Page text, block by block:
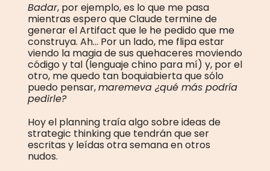
Badar, por ejemplo, es lo que me pasa
mientras espero que Claude termine de
generar el Artifact que le he pedido que me
construya. Ah... Por un lado, me flipa estar
viendo la magia de sus quehaceres moviendo
código y tal (lenguaje chino para mí) y, por el
otro, me quedo tan boquiabierta que sólo
puedo pensar,maremeva ¿qué más podría
pedirle?
Hoy el planning traía algo sobre ideas de
strategic thinking que tendrán que ser
escritas y leídas otra semana en otros
nudos.